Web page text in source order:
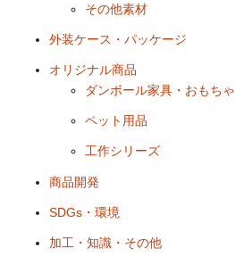
その他素材
外装ケース・パッケージ
オリジナル商品
ダンボール家具・おもちゃ
ペット用品
工作シリーズ
商品開発
SDGs・環境
加工・知識・その他